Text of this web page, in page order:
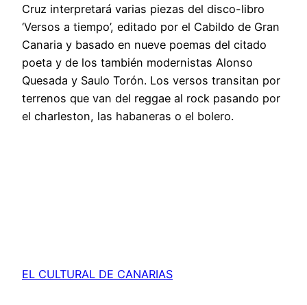
Cruz interpretará varias piezas del disco-libro
‘Versos a tiempo’, editado por el Cabildo de Gran
Canaria y basado en nueve poemas del citado
poeta y de los también modernistas Alonso
Quesada y Saulo Torón. Los versos transitan por
terrenos que van del reggae al rock pasando por
el charleston, las habaneras o el bolero.
EL CULTURAL DE CANARIAS